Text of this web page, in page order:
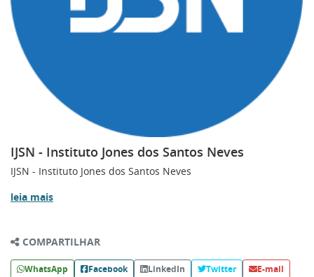
IJSN - Instituto Jones dos Santos Neves
IJSN - Instituto Jones dos Santos Neves
leia mais
COMPARTILHAR
WhatsApp Facebook LinkedIn Twitter E-mail